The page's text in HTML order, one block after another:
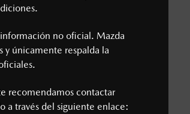
no oficial. Mazda
únicamente respalda la
recomendamos contactar
a través del siguiente enlace: